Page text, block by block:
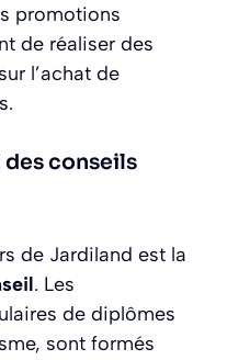
promotions
de réaliser des
l’achat de
conseils
de Jardiland est la
. Les
de diplômes
sont formés